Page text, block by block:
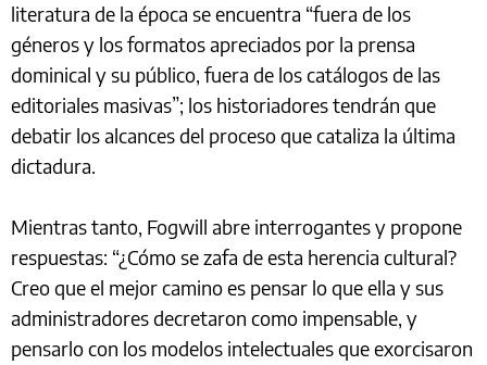
literatura de la época se encuentra “fuera de los
géneros y los formatos apreciados por la prensa
dominical y su público, fuera de los catálogos de las
editoriales masivas”; los historiadores tendrán que
debatir los alcances del proceso que cataliza la última
dictadura.
Mientras tanto, Fogwill abre interrogantes y propone
respuestas: “¿Cómo se zafa de esta herencia cultural?
Creo que el mejor camino es pensar lo que ella y sus
administradores decretaron como impensable, y
pensarlo con los modelos intelectuales que exorcisaron